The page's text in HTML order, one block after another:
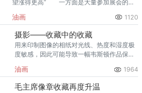
望涨得更高” 一方面是大量参加展会的红
油画 1120
摄影——收藏中的收藏
用来印制图像的相纸对光线、热度和湿度极
度敏感，因此可能导致一幅韦斯顿作品保存
价格起拍。
油画 1964
毛主席像章收藏再度升温